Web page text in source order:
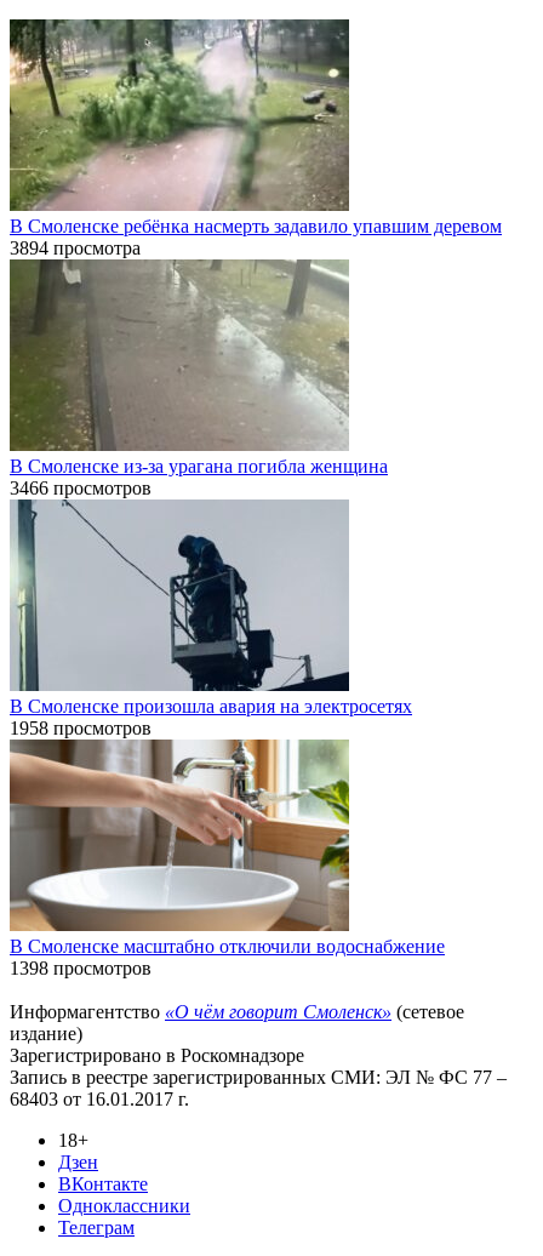
В Смоленске ребёнка насмерть задавило упавшим деревом
3894 просмотра
В Смоленске из-за урагана погибла женщина
3466 просмотров
В Смоленске произошла авария на электросетях
1958 просмотров
В Смоленске масштабно отключили водоснабжение
1398 просмотров
Информагентство «О чём говорит Смоленск» (сетевое
издание)
Зарегистрировано в Роскомнадзоре
Запись в реестре зарегистрированных СМИ: ЭЛ № ФС 77 –
68403 от 16.01.2017 г.
18+
Дзен
ВКонтакте
Одноклассники
Телеграм